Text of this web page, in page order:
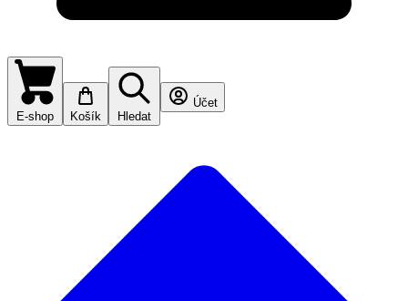
E-shop Košík Hledat
Účet